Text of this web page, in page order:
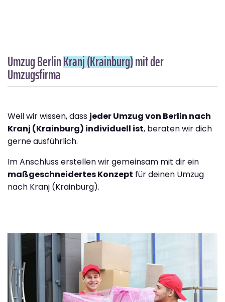
Umzug BerlinKranj (Krainburg)mit der
Umzugsfirma
Weil wir wissen, dass jeder Umzug von Berlin nach
Kranj (Krainburg) individuell ist, beraten wir dich
gerne ausführlich.
Im Anschluss erstellen wir gemeinsam mit dir ein
maßgeschneidertes Konzept für deinen Umzug
nach Kranj (Krainburg).